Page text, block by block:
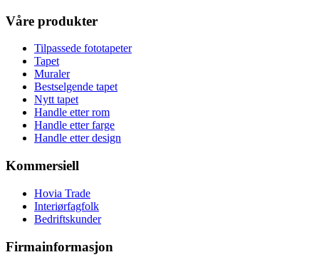
Våre produkter
Tilpassede fototapeter
Tapet
Muraler
Bestselgende tapet
Nytt tapet
Handle etter rom
Handle etter farge
Handle etter design
Kommersiell
Hovia Trade
Interiørfagfolk
Bedriftskunder
Firmainformasjon